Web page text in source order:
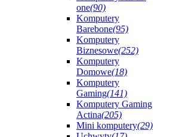
one(90)
Komputery
Barebone(95)
Komputery
Biznesowe(252)
Komputery
Domowe(18)
Komputery
Gaming(141)
Komputery Gaming
Actina(205)
Mini komputery(29)